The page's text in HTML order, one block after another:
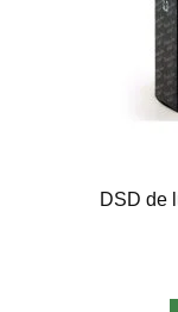
DSD de